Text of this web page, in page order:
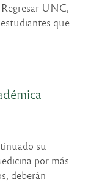
UNC,
que
su
por más
deberán